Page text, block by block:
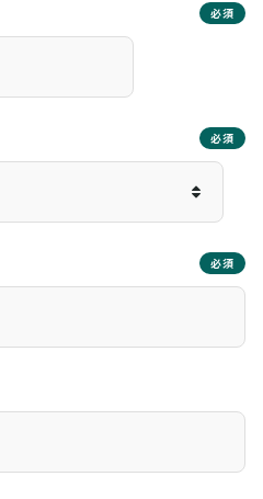
必須
必須
必須